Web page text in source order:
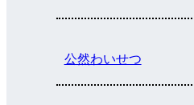
公然わいせつ